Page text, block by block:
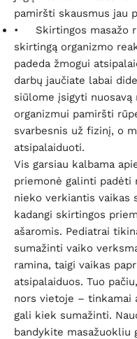
pamiršti skausmus jau
• Skirtingos masažo
skirtingą organizmo
padeda žmogui
darbų jaučiate labai
siūlome įsigyti
organizmui pamiršti
svarbesnis už fizinį, o
atsipalaiduoti.
Vis garsiau kalbama
priemonė galinti padėti
nieko verkiantis vaikas
kadangi skirtingos
ašaromis. Pediatrai
sumažinti vaiko
ramina, taigi vaikas
atsipalaiduos. Tuo
nors vietoje – tinkamai
gali kiek sumažinti.
bandykite masažuokliu